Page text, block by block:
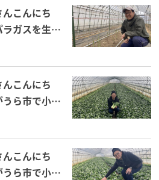
んこんにち
ガスを生産
藤一雄さ
んこんにち
ら市で小松
社ウララフ
んこんにち
ら市で小松